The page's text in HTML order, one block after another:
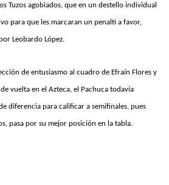
Tuzos agobiados, que en un destello individual
para que les marcaran un penalti a favor,
Leobardo López.
de entusiasmo al cuadro de Efraín Flores y
vuelta en el Azteca, el Pachuca todavía
diferencia para calificar a semifinales, pues
pasa por su mejor posición en la tabla.